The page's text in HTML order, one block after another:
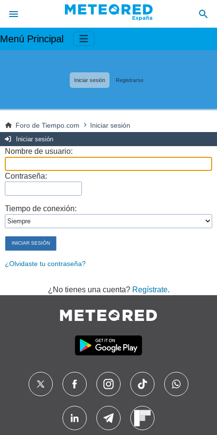
Menú Principal
Iniciar sesión Registrarse
Foro de Tiempo.com Iniciar sesión
Iniciar sesión
Nombre de usuario:
Contraseña:
Tiempo de conexión:
¿Olvidaste tu contraseña?
¿No tienes una cuenta? Regístrate.